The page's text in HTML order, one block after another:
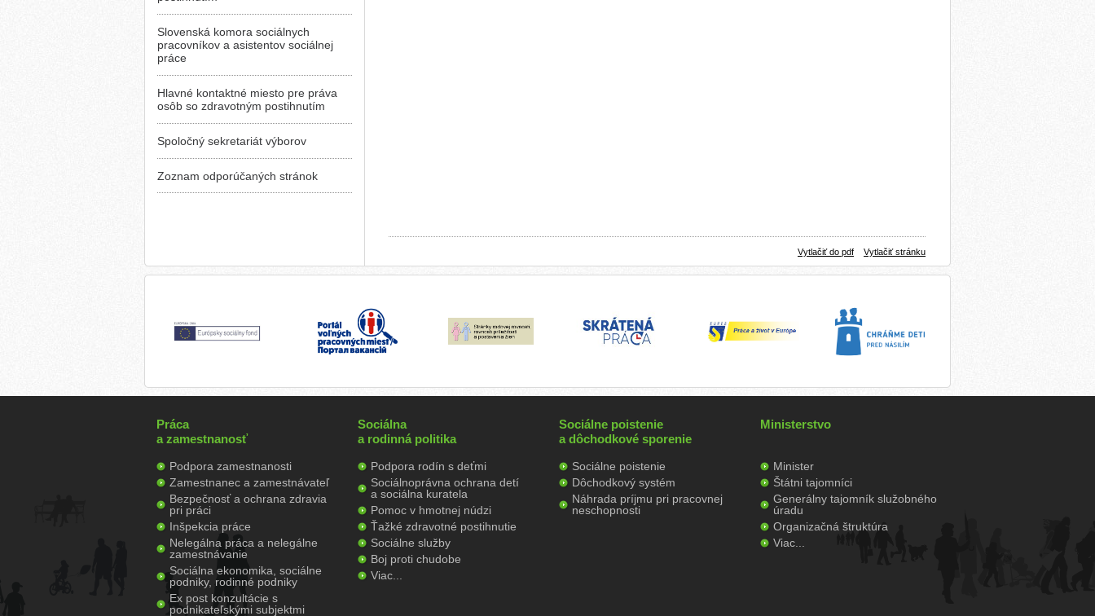
Slovenská komora sociálnych
pracovníkov a asistentov sociálnej
práce
Hlavné kontaktné miesto pre práva
osôb so zdravotným postihnutím
Spoločný sekretariát výborov
Zoznam odporúčaných stránok
Vytlačiť do pdf Vytlačiť stránku
Práca
a zamestnanosť
Podpora zamestnanosti
Zamestnanec a zamestnávateľ
Bezpečnosť a ochrana zdravia
pri práci
Inšpekcia práce
Nelegálna práca a nelegálne
zamestnávanie
Sociálna ekonomika, sociálne
podniky, rodinné podniky
Ex post konzultácie s
podnikateľskými subjektmi
Sociálna
a rodinná politika
Podpora rodín s deťmi
Sociálnoprávna ochrana detí
a sociálna kuratela
Pomoc v hmotnej núdzi
Ťažké zdravotné postihnutie
Sociálne služby
Boj proti chudobe
Viac...
Sociálne poistenie
a dôchodkové sporenie
Sociálne poistenie
Dôchodkový systém
Náhrada príjmu pri pracovnej
neschopnosti
Ministerstvo
Minister
Štátni tajomníci
Generálny tajomník služobného
úradu
Organizačná štruktúra
Viac...